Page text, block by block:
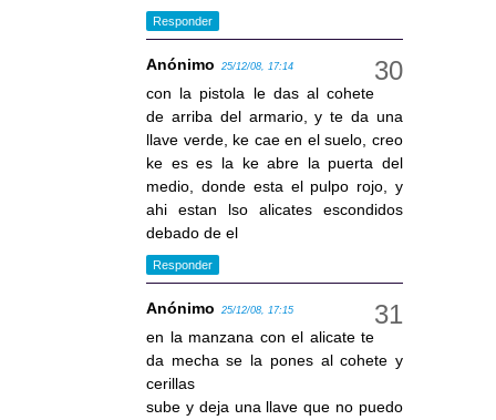
Responder
Anónimo 25/12/08, 17:14
con la pistola le das al cohete
de arriba del armario, y te da una
llave verde, ke cae en el suelo, creo
ke es es la ke abre la puerta del
medio, donde esta el pulpo rojo, y
ahi estan lso alicates escondidos
debado de el
Responder
Anónimo 25/12/08, 17:15
en la manzana con el alicate te
da mecha se la pones al cohete y
cerillas
sube y deja una llave que no puedo